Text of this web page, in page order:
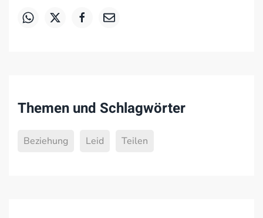
Themen und Schlagwörter
Beziehung Leid Teilen